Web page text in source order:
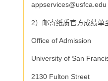
appservices@usfca.edu
2）邮寄纸质官方成绩单
Office of Admission
University of San
2130 Fulton Street